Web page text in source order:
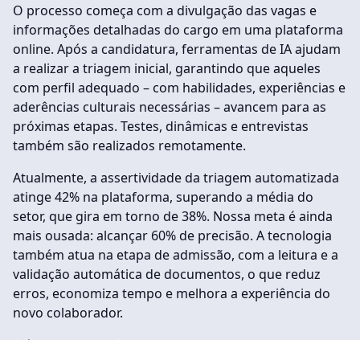
O processo começa com a divulgação das vagas e
informações detalhadas do cargo em uma plataforma
online. Após a candidatura, ferramentas de IA ajudam
a realizar a triagem inicial, garantindo que aqueles
com perfil adequado – com habilidades, experiências e
aderências culturais necessárias – avancem para as
próximas etapas. Testes, dinâmicas e entrevistas
também são realizados remotamente.
Atualmente, a assertividade da triagem automatizada
atinge 42% na plataforma, superando a média do
setor, que gira em torno de 38%. Nossa meta é ainda
mais ousada: alcançar 60% de precisão. A tecnologia
também atua na etapa de admissão, com a leitura e a
validação automática de documentos, o que reduz
erros, economiza tempo e melhora a experiência do
novo colaborador.